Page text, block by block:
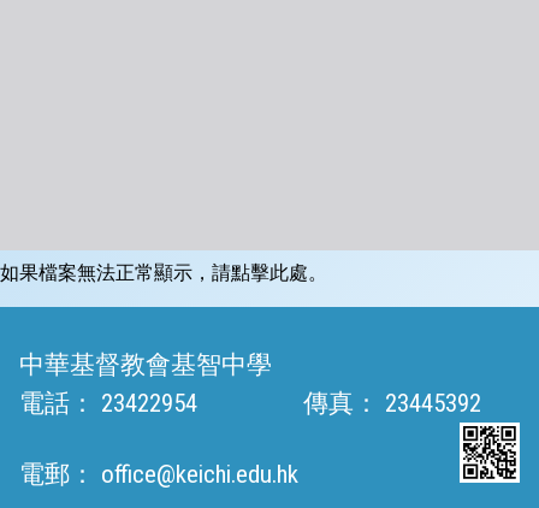
如果檔案無法正常顯示，請點擊此處。
中華基督教會基智中學
電話：
23422954 傳真： 23445392
電郵： office@keichi.edu.hk